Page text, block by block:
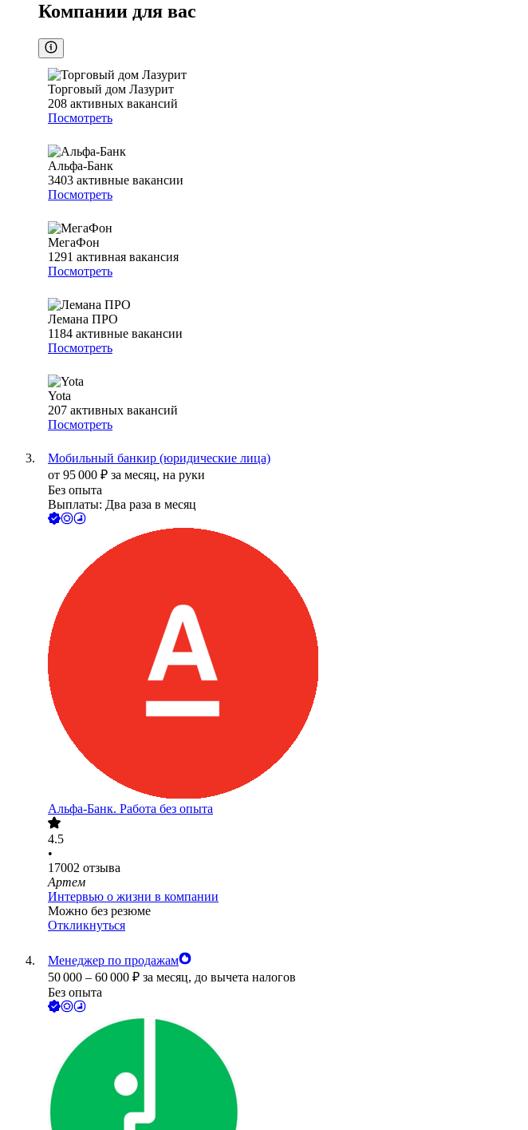
Компании для вас
Торговый дом Лазурит
208 активных вакансий
Посмотреть
Альфа-Банк
3403 активные вакансии
Посмотреть
МегаФон
1291 активная вакансия
Посмотреть
Лемана ПРО
1184 активные вакансии
Посмотреть
Yota
207 активных вакансий
Посмотреть
Мобильный банкир (юридические лица)
от 95 000 ₽ за месяц, на руки
Без опыта
Выплаты: Два раза в месяц
Альфа-Банк. Работа без опыта
4.5
•
17002 отзыва
Артем
Интервью о жизни в компании
Можно без резюме
Откликнуться
Менеджер по продажам
50 000 – 60 000 ₽ за месяц, до вычета налогов
Без опыта